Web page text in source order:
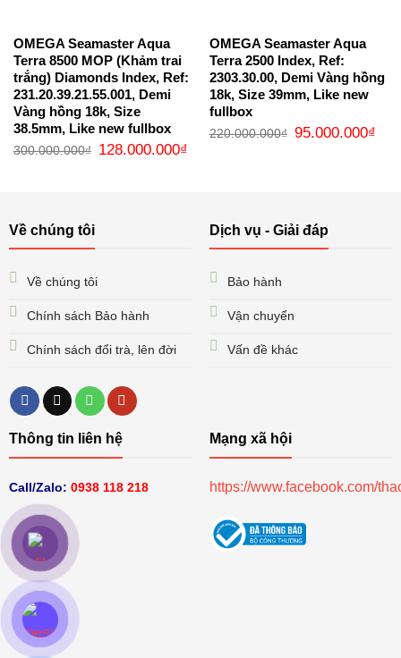
OMEGA Seamaster Aqua
Terra 8500 MOP (Khảm trai
trắng) Diamonds Index, Ref:
231.20.39.21.55.001, Demi
Vàng hồng 18k, Size
38.5mm, Like new fullbox
300.000.000₫
Giá
gốc
128.000.000₫Giá
OMEGA Seamaster Aqua
Terra 2500 Index, Ref:
2303.30.00, Demi Vàng hồng
18k, Size 39mm, Like new
fullbox
220.000.000₫ Giá
gốc
95.000.000₫Giá
Về chúng tôi
Về chúng tôi
Chính sách Bảo hành
Chính sách đổi trà, lên đời
Dịch vụ - Giải đáp
Bảo hành
Vận chuyển
Vấn đề khác
Thông tin liên hệ
Call/Zalo: 0938 118 218
Mạng xã hội
https://www.facebook.com/